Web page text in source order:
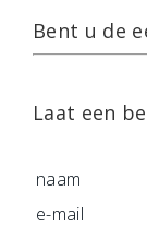
Bent u de
Laat een
naam
e-mail